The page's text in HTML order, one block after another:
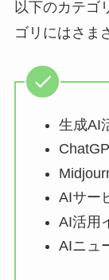
以下のカテゴ
ゴリにはさま
生成AI
AIサー
AI活用
AIニュ